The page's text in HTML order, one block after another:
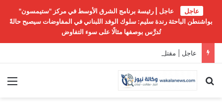
عاجل
عاجل | رئيسة برنامج الشرق الأوسط في مركز "ستيمسون"
بواشنطن الباحثة رندة سليم: سلوك الوفد اللبناني في المفاوضات سيصبح حالةً
تُدرَّس بوصفها مثالًا على سوء التفاوض
بحث عن